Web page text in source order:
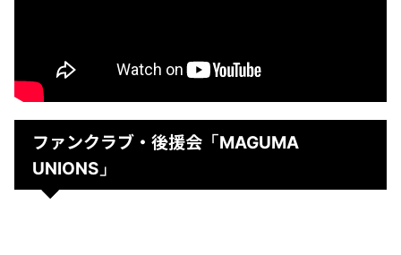
ファンクラブ・後援会 「MAGUMA
UNIONS」